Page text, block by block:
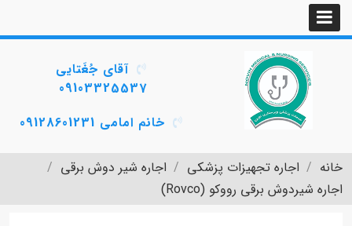
آقای جُغَتایی
09103325537
خانم امامی 09128601231
خانه اجاره تجهیزات پزشکی
اجاره شیر دوش برقی
اجاره شیردوش برقی رووکو (Rovco)